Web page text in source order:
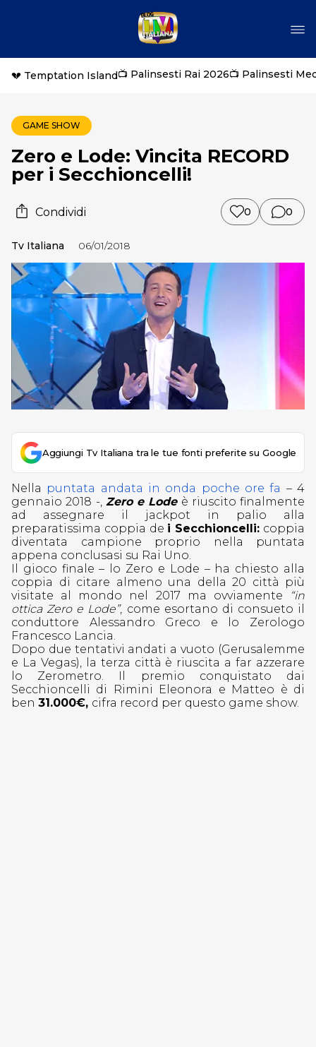
💔 Temptation Island📺 Palinsesti Rai 2026📺 Palinsesti
GAME SHOW
Zero e Lode: Vincita RECORD
per i Secchioncelli!
Condividi 0 0
Tv Italiana 06/01/2018
Aggiungi Tv Italiana tra le tue fonti preferite su Google
Nella puntata andata in onda poche ore fa – 4
gennaio 2018 -, Zero e Lodeè riuscito finalmente
ad assegnare il jackpot in palio alla
preparatissima coppia de i Secchioncelli: coppia
diventata campione proprio nella puntata
appena conclusasi su Rai Uno.
Il gioco finale – lo Zero e Lode – ha chiesto alla
coppia di citare almeno una della 20 città più
visitate al mondo nel 2017 ma ovviamente
“in
ottica Zero e Lode”, come esortano di consueto il
conduttore Alessandro Greco e lo Zerologo
Francesco Lancia.
Dopo due tentativi andati a vuoto (Gerusalemme
e La Vegas), la terza città è riuscita a far azzerare
lo Zerometro. Il premio conquistato dai
Secchioncelli di Rimini Eleonora e Matteo è di
ben 31.000€, cifra record per questo game show.